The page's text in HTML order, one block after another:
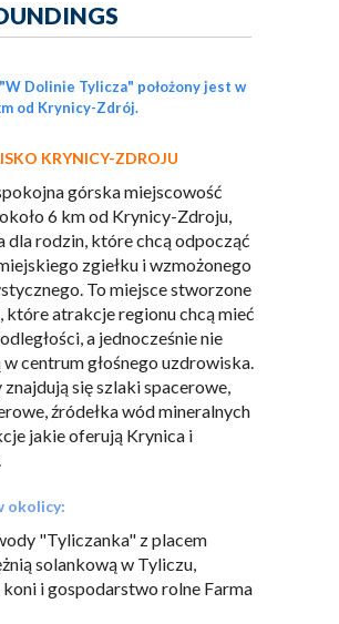
Dolinie Tylicza" położony jest w
od Krynicy-Zdrój.
KRYNICY-ZDROJU
górska miejscowość
6 km od Krynicy-Zdroju,
dla rodzin, które chcą odpocząć
zgiełku i wzmożonego
To miejsce stworzone
które atrakcje regionu chcą mieć
a jednocześnie nie
centrum głośnego uzdrowiska.
się szlaki spacerowe,
źródełka wód mineralnych
jakie oferują Krynica i
okolicy:
"Tyliczanka" z placem
solankową w Tyliczu,
koni i gospodarstwo rolne Farma